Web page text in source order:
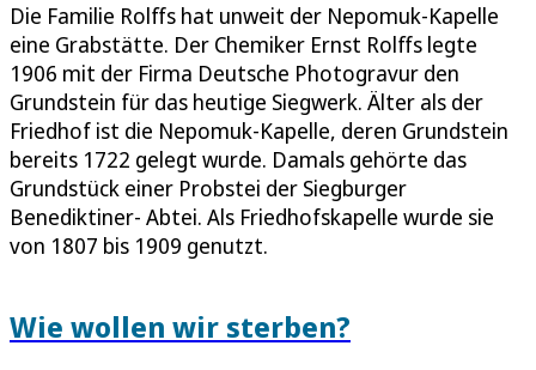
Die Familie Rolffs hat unweit der Nepomuk-Kapelle
eine Grabstätte. Der Chemiker Ernst Rolffs legte
1906 mit der Firma Deutsche Photogravur den
Grundstein für das heutige Siegwerk. Älter als der
Friedhof ist die Nepomuk-Kapelle, deren Grundstein
bereits 1722 gelegt wurde. Damals gehörte das
Grundstück einer Probstei der Siegburger
Benediktiner- Abtei. Als Friedhofskapelle wurde sie
von 1807 bis 1909 genutzt.
Wie wollen wir sterben?